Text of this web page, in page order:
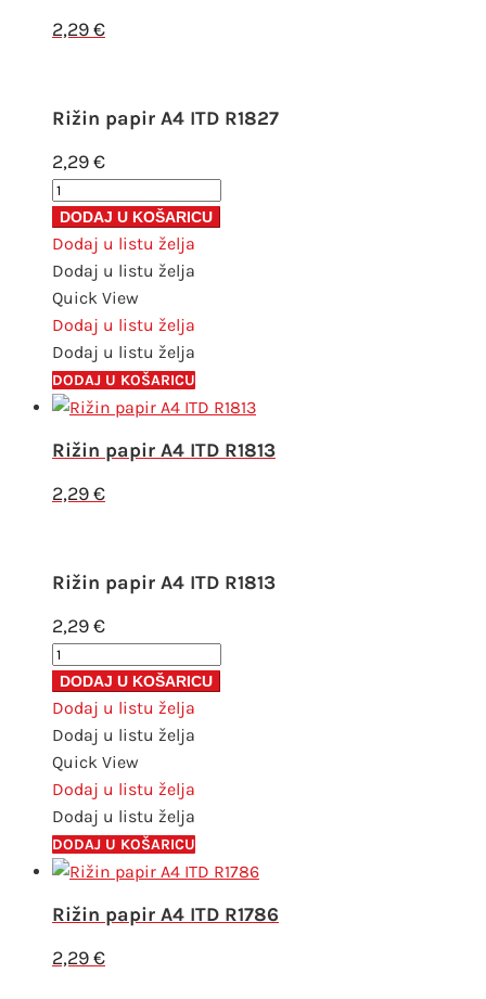
2,29€
Rižin papir A4 ITD R1827
2,29€
Rižin
papir
A4
ITD
R1827
količina
DODAJ U KOŠARICU
Dodaj u listu želja
Dodaj u listu želja
Quick View
Dodaj u listu želja
Dodaj u listu želja
DODAJ U KOŠARICU
Rižin papir A4 ITD R1813
2,29€
Rižin papir A4 ITD R1813
2,29€
Rižin
papir
A4
ITD
R1813
količina
DODAJ U KOŠARICU
Dodaj u listu želja
Dodaj u listu želja
Quick View
Dodaj u listu želja
Dodaj u listu želja
DODAJ U KOŠARICU
Rižin papir A4 ITD R1786
2,29€